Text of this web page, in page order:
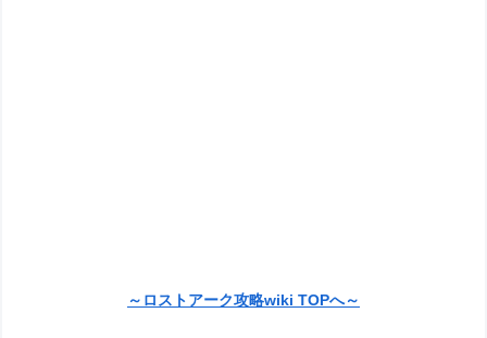
～ロストアーク攻略wiki TOPへ～